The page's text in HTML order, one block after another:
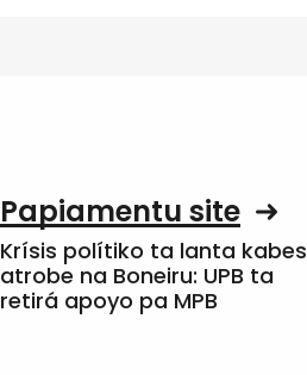
Papiamentu site
Krísis polítiko ta lanta kabes
atrobe na Boneiru: UPB ta
retirá apoyo pa MPB